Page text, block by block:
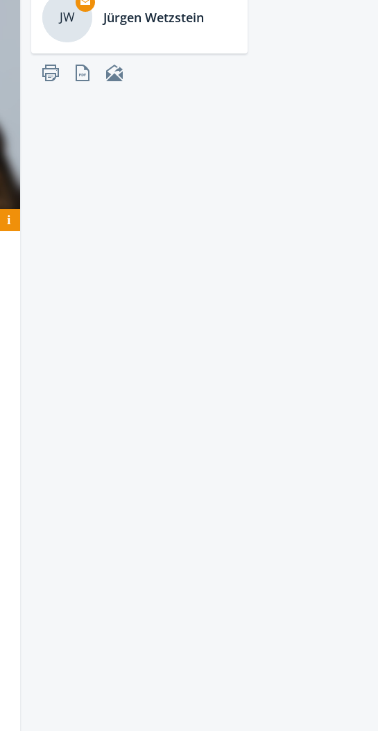
i
JW Jürgen Wetzstein